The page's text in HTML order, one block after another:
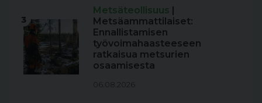
3
Metsäteollisuus |
Metsäammattilaiset:
Ennallistamisen
työvoimahaasteeseen
ratkaisua metsurien
osaamisesta
06.08.2026